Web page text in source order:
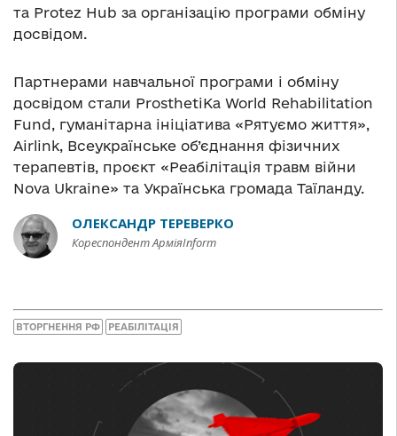
та Protez Hub за організацію програми обміну
досвідом.
Партнерами навчальної програми і обміну
досвідом стали ProsthetiKa World Rehabilitation
Fund, гуманітарна ініціатива «Рятуємо життя»,
Airlink, Всеукраїнське об’єднання фізичних
терапевтів, проєкт «Реабілітація травм війни
Nova Ukraine» та Українська громада Таїланду.
ОЛЕКСАНДР ТЕРЕВЕРКО
Кореспондент АрміяInform
ВТОРГНЕННЯ РФ РЕАБІЛІТАЦІЯ